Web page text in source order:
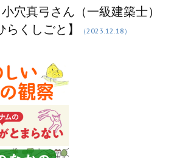
穴真弓さん（一級建築士）
らくしごと】
（2023.12.18）